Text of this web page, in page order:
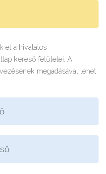
el a hivatalos
kereső felületei. A
megadásával lehet